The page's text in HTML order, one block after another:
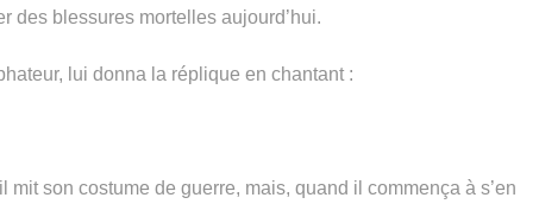
des blessures mortelles aujourd’hui.
lui donna la réplique en chantant :
son costume de guerre, mais, quand il commença à s’en